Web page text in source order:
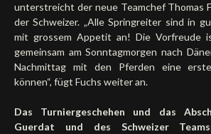
unterstreicht der neue Teamchef Thomas
der Schweizer. „Alle Springreiter sind in
mit grossem Appetit an! Die Vorfreude
gemeinsam am Sonntagmorgen nach
Nachmittag mit den Pferden eine
können“, fügt Fuchs weiter an.
Das Turniergeschehen und das
Guerdat und des Schweizer